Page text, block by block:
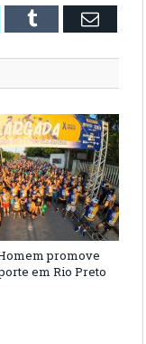
Tumblr Email
promove
em Rio Preto